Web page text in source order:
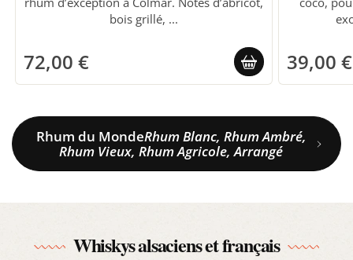
bois grillé, ...
72,00 € 39,00 €
Rhum du MondeRhum Blanc, Rhum Ambré,
Rhum Vieux, Rhum Agricole, Arrangé
Whiskys alsaciens et français